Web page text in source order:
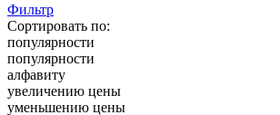
Фильтр
Сортировать по:
популярности
популярности
алфавиту
увеличению цены
уменьшению цены